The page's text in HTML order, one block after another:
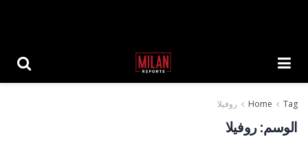
Home Tag روفيلا
الوسم:روفيلا